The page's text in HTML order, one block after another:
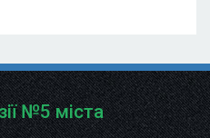
№5 міста